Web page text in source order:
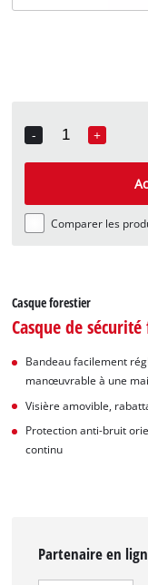
-
Quantity
+
Comparer les
Casque forestier
Casque de
Bandeau facilement
manœuvrable à une
Visière amovible,
Protection anti-bruit
continu
Partenaire en